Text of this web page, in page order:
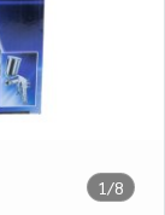
1/8